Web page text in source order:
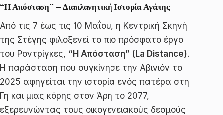
“Η Απόσταση” – Διαπλανητική Ιστορία Αγάπης
Από τις 7 έως τις 10 Μαΐου, η Κεντρική Σκηνή
της Στέγης φιλοξενεί το πιο πρόσφατο έργο
του Ροντρίγκες, “Η Απόσταση” (La Distance).
Η παράσταση που συγκίνησε την Αβινιόν το
2025 αφηγείται την ιστορία ενός πατέρα στη
Γη και μιας κόρης στον Άρη το 2077,
εξερευνώντας τους οικογενειακούς δεσμούς